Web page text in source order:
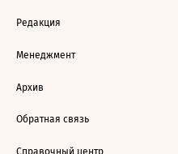
Редакция
Менеджмент
Архив
Обратная связь
Справочный центр